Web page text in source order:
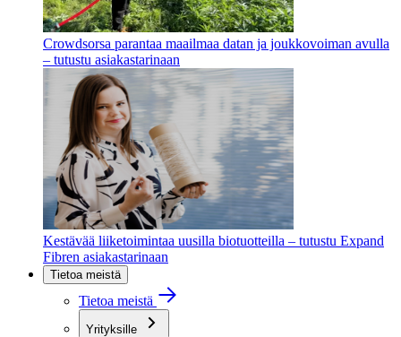
Crowdsorsa parantaa maailmaa datan ja joukkovoiman avulla
– tutustu asiakastarinaan
Kestävää liiketoimintaa uusilla biotuotteilla – tutustu Expand
Fibren asiakastarinaan
Tietoa meistä
Tietoa meistä
Yrityksille